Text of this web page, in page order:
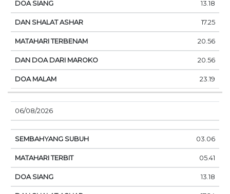
13.18
17.25
20.56
20.56
23.19
06/08/2026
03.06
05.41
13.18